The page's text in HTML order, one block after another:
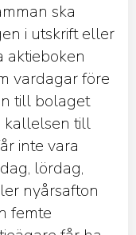
ska
i utskrift eller
aktieboken
vardagar före
till bolaget
kallelsen till
inte vara
lördag,
nyårsafton
femte